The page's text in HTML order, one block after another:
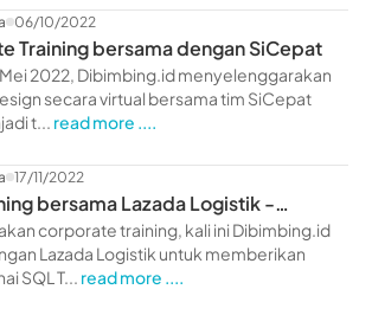
06/10/2022
Training bersama dengan SiCepat
Mei 2022, Dibimbing.id menyelenggarakan
secara virtual bersama tim SiCepat
t... read more ....
17/11/2022
bersama Lazada Logistik -
corporate training, kali ini Dibimbing.id
Lazada Logistik untuk memberikan
SQL T... read more ....